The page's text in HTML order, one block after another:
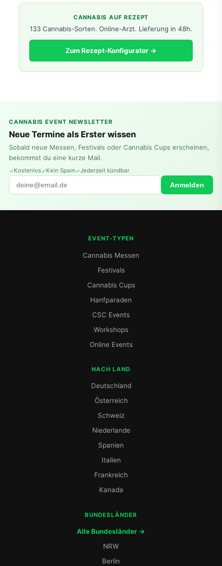
CANNABIS AUF REZEPT
133 Cannabis-Sorten. Online-Arzt. Lieferung in 48h.
Zum Rezept-Konfigurator →
CANNABIS EVENT NEWSLETTER
Neue Termine als Erster wissen
Sobald neue Messen, Festivals oder Cannabis Cups erscheinen,
bekommst du eine kurze Mail.
Kostenlos Kein Spam Jederzeit kündbar
Anmelden
EVENT-TYPEN
Cannabis Messen
Festivals
Cannabis Cups
Hanfparaden
CSC Events
Workshops
Online Events
NACH LAND
Deutschland
Österreich
Schweiz
Niederlande
Spanien
Italien
Frankreich
Kanada
BUNDESLÄNDER
Alle Bundesländer →
NRW
Berlin